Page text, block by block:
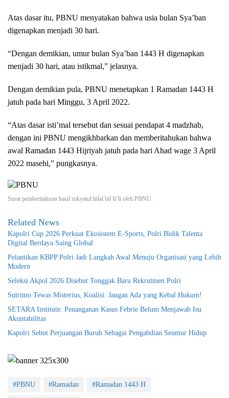
Atas dasar itu, PBNU menyatakan bahwa usia bulan Sya’ban
digenapkan menjadi 30 hari.
“Dengan demikian, umur bulan Sya’ban 1443 H digenapkan
menjadi 30 hari, atau istikmal,” jelasnya.
Dengan demikian pula, PBNU menetapkan 1 Ramadan 1443 H
jatuh pada hari Minggu, 3 April 2022.
“Atas dasar isti’mal tersebut dan sesuai pendapat 4 madzhab,
dengan ini PBNU mengikhbarkan dan memberitahukan bahwa
awal Ramadan 1443 Hijriyah jatuh pada hari Ahad wage 3 April
2022 masehi,” pungkasnya.
Surat pemberitahuan hasil rukyatul hilal bil fi’li oleh PBNU.
Related News
Kapolri Cup 2026 Perkuat Ekosistem E-Sports, Polri Bidik Talenta
Digital Berdaya Saing Global
Pelantikan KBPP Polri Jadi Langkah Awal Menuju Organisasi yang Lebih
Modern
Seleksi Akpol 2026 Disebut Tonggak Baru Rekrutmen Polri
Sutrimo Tewas Misterius, Koalisi: Jangan Ada yang Kebal Hukum!
SETARA Institute: Penanganan Kasus Febrie Belum Menjawab Isu
Akuntabilitas
Kapolri Sebut Perjuangan Buruh Sebagai Pengabdian Seumur Hidup
#PBNU #Ramadan #Ramadan 1443 H